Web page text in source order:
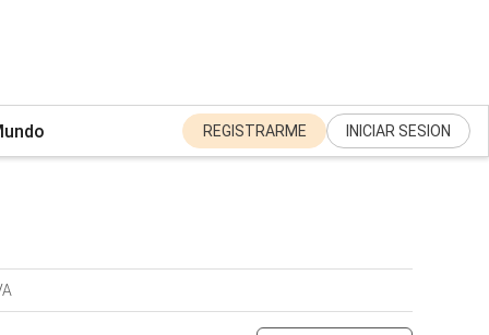
REGISTRARME INICIAR SESION